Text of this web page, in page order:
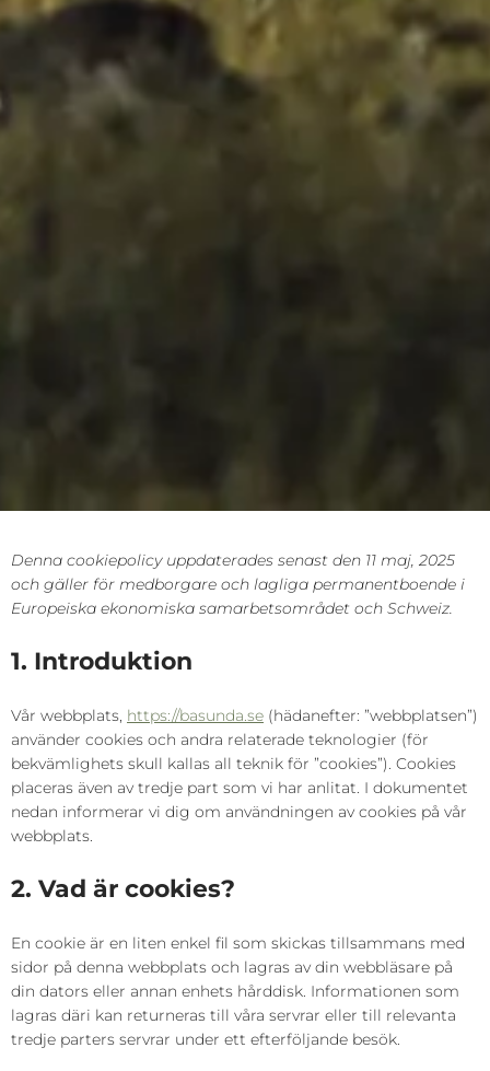
Denna cookiepolicy uppdaterades senast den 11 maj, 2025
och gäller för medborgare och lagliga permanentboende i
Europeiska ekonomiska samarbetsområdet och Schweiz.
1. Introduktion
Vår webbplats, https://basunda.se (hädanefter: ”webbplatsen”)
använder cookies och andra relaterade teknologier (för
bekvämlighets skull kallas all teknik för ”cookies”). Cookies
placeras även av tredje part som vi har anlitat. I dokumentet
nedan informerar vi dig om användningen av cookies på vår
webbplats.
2. Vad är cookies?
En cookie är en liten enkel fil som skickas tillsammans med
sidor på denna webbplats och lagras av din webbläsare på
din dators eller annan enhets hårddisk. Informationen som
lagras däri kan returneras till våra servrar eller till relevanta
tredje parters servrar under ett efterföljande besök.